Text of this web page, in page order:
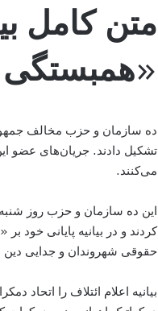
متن کامل
«همبستگی
ده سازمان و حزب مخالف
تشکیل دادند. جریان‌های عضو
می‌کنند.
کردند و در بیانیه پایانی خود
حقوقی شهروندان و جدایی دین
بیانیه اعلام ائتلاف را اتحاد